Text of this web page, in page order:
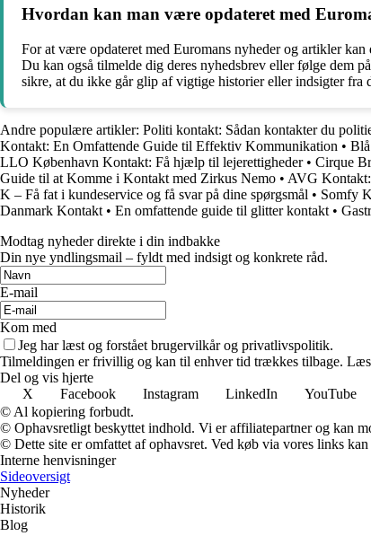
Hvordan kan man være opdateret med
For at være opdateret med Euromans nyheder og artikler
Du kan også tilmelde dig deres nyhedsbrev eller følge dem
sikre, at du ikke går glip af vigtige historier eller indsigter fra
Andre populære artikler: Politi kontakt: Sådan kontakter du
Kontakt: En Omfattende Guide til Effektiv Kommunikation •
LLO København Kontakt: Få hjælp til lejerettigheder• Cirque
Guide til at Komme i Kontakt med Zirkus Nemo • AVG
K – Få fat i kundeservice og få svar på dine spørgsmål • Somfy
Danmark Kontakt • En omfattende guide til glitter kontakt •
Modtag nyheder direkte i din indbakke
Din nye yndlingsmail – fyldt med indsigt og konkrete råd.
E-mail
Kom med
Jeg har læst og forstået brugervilkår og privatlivspolitik.
Tilmeldingen er frivillig og kan til enhver tid trækkes tilbage.
Del og vis hjerte
X
Facebook Instagram LinkedIn YouTube
© Al kopiering forbudt.
© Ophavsretligt beskyttet indhold. Vi er affiliatepartner og kan
© Dette site er omfattet af ophavsret. Ved køb via vores links
Interne henvisninger
Sideoversigt
Nyheder
Historik
Blog